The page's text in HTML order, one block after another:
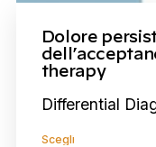
Dolore
therapy
Differential
Scegli